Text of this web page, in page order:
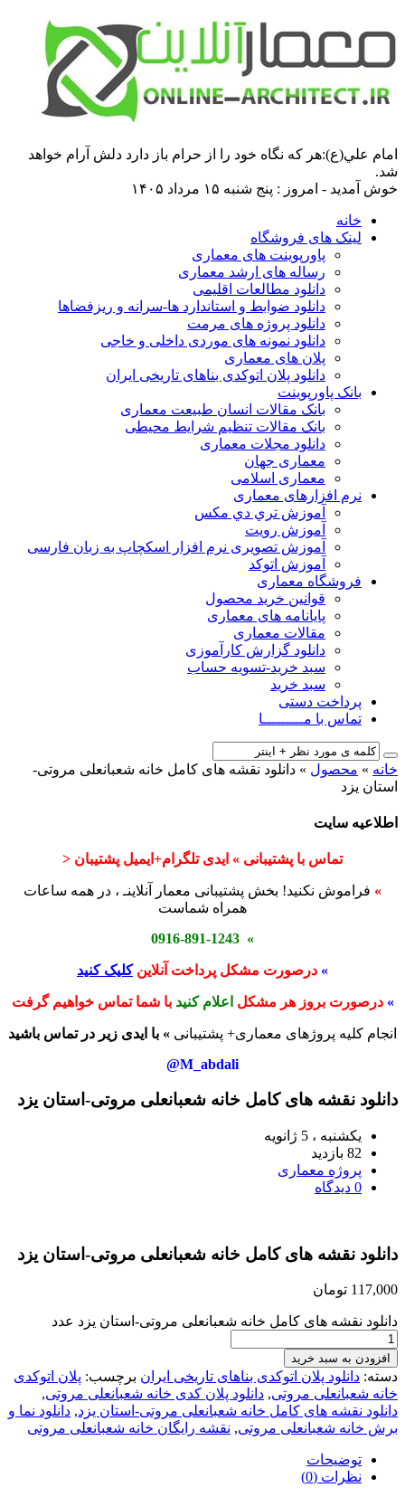
امام علي(ع):هر كه نگاه خود را از حرام باز دارد دلش آرام خواهد
شد.
خوش آمدید - امروز : پنج شنبه ۱۵ مرداد ۱۴۰۵
خانه
لینک های فروشگاه
پاورپوینت های معماری
رساله های ارشد معماری
دانلود مطالعات اقلیمی
دانلود ضوابط و استاندارد ها-سرانه و ریزفضاها
دانلود پروژه های مرمت
دانلود نمونه های موردی داخلی و خاجی
پلان های معماری
دانلود پلان اتوکدی بناهای تاریخی ایران
بانک پاورپوینت
بانک مقالات انسان طبیعت معماری
بانک مقالات تنظیم شرایط محیطی
دانلود مجلات معماری
معماری جهان
معماری اسلامی
نرم افزارهای معماری
آﻣﻮزش ﺗﺮي دي ﻣﮑﺲ
آموزش رویت
آموزش تصویری نرم افزار اسکچاپ به زبان فارسی
آموزش اتوکد
فروشگاه معماری
قوانین خرید محصول
پایانامه های معماری
مقالات معماری
دانلود گزارش کارآموزی
سبد خرید-تسویه حساب
سبد خرید
پرداخت دستی
تماس با مـــــــــا
خانه » محصول » دانلود نقشه های کامل خانه شعبانعلی مروتی-
استان یزد
اطلاعیه سایت
تماس با پشتیبانی » ایدی تلگرام+ایمیل پشتیبان <
» فراموش نکنید! بخش پشتیبانی معمار آنلاینـ ، در همه ساعات
همراه شماست
» 0916-891-1243
» درصورت مشکل پرداخت آنلاینکلیک کنید
» درصورت بروز هر مشکل اعلام کنید با شما تماس خواهیم گرفت
انجام کلیه پروژهای معماری+ پشتیبانی » با ایدی زیر در تماس باشید
M_abdali@
دانلود نقشه های کامل خانه شعبانعلی مروتی-استان یزد
یکشنبه ، 5 ژانویه
82 بازدید
پروژه معماری
0 دیدگاه
دانلود نقشه های کامل خانه شعبانعلی مروتی-استان یزد
117,000 تومان
دانلود نقشه های کامل خانه شعبانعلی مروتی-استان یزد عدد
افزودن به سبد خرید
دسته: دانلود پلان اتوکدی بناهای تاریخی ایران برچسب: پلان اتوکدی
خانه شعبانعلی مروتی, دانلود پلان کدی خانه شعبانعلی مروتی,
دانلود نقشه های کامل خانه شعبانعلی مروتی-استان یزد, دانلود نما و
برش خانه شعبانعلی مروتی, نقشه رایگان خانه شعبانعلی مروتی
توضیحات
نظرات (0)